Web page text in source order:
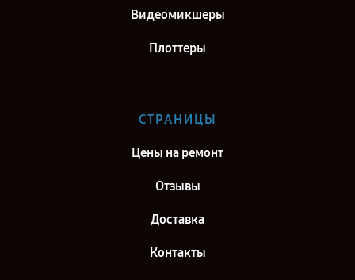
Видеомикшеры
Плоттеры
СТРАНИЦЫ
Цены на ремонт
Отзывы
Доставка
Контакты